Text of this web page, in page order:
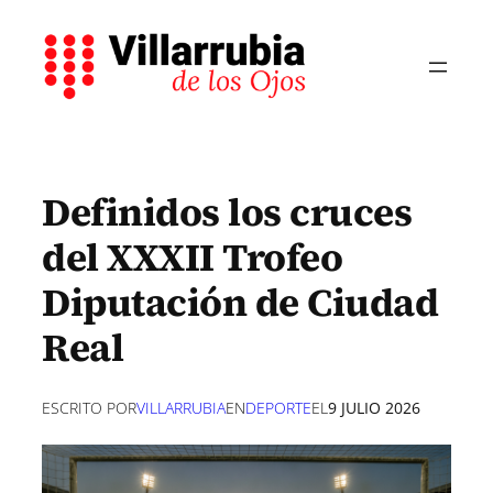
contenido
Definidos los cruces
del XXXII Trofeo
Diputación de Ciudad
Real
ESCRITO PORVILLARRUBIAENDEPORTEEL9 JULIO 2026